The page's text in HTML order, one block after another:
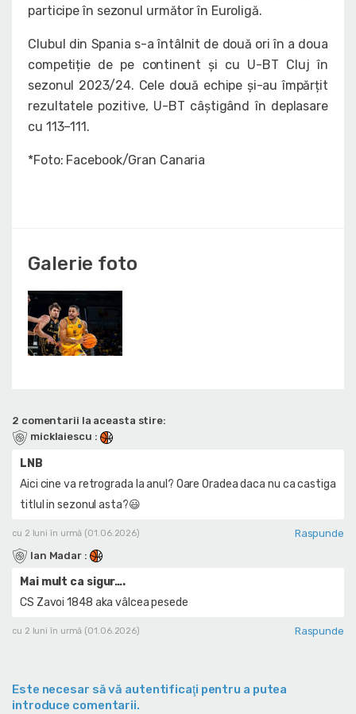
participe în sezonul următor în Euroligă.
Clubul din Spania s-a întâlnit de două ori în a doua
competiție de pe continent și cu U-BT Cluj în
sezonul 2023/24. Cele două echipe și-au împărțit
rezultatele pozitive, U-BT câștigând în deplasare
cu 113–111.
*Foto: Facebook/Gran Canaria
Galerie foto
2 comentarii la aceasta stire:
micklaiescu :
LNB
Aici cine va retrograda la anul? Oare Oradea daca nu ca castiga
titlul in sezonul asta?😃
cu 2 luni în urmă (01.06.2026)
Raspunde
Ian Madar :
Mai mult ca sigur….
CS Zavoi 1848 aka vâlcea pesede
cu 2 luni în urmă (01.06.2026) Raspunde
Este necesar să vă autentificaţi pentru a putea
introduce comentarii.